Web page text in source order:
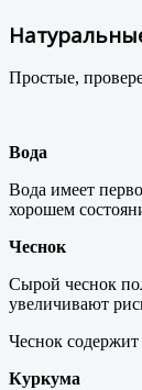
Простые,
Вода
Вода имеет
хорошем
Чеснок
Сырой чеснок
увеличивают
Чеснок
Куркума